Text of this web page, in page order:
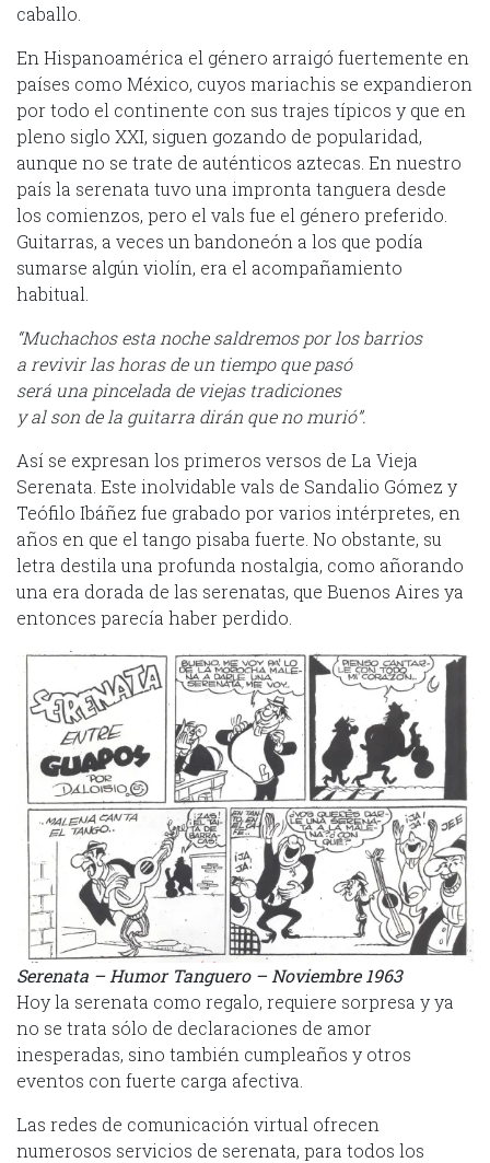
caballo.
En Hispanoamérica el género arraigó fuertemente en
países como México, cuyos mariachis se expandieron
por todo el continente con sus trajes típicos y que en
pleno siglo XXI, siguen gozando de popularidad,
aunque no se trate de auténticos aztecas. En nuestro
país la serenata tuvo una impronta tanguera desde
los comienzos, pero el vals fue el género preferido.
Guitarras, a veces un bandoneón a los que podía
sumarse algún violín, era el acompañamiento
habitual.
“Muchachos esta noche saldremos por los barrios
a revivir las horas de un tiempo que pasó
será una pincelada de viejas tradiciones
y al son de la guitarra dirán que no murió”.
Así se expresan los primeros versos de La Vieja
Serenata. Este inolvidable vals de Sandalio Gómez y
Teófilo Ibáñez fue grabado por varios intérpretes, en
años en que el tango pisaba fuerte. No obstante, su
letra destila una profunda nostalgia, como añorando
una era dorada de las serenatas, que Buenos Aires ya
entonces parecía haber perdido.
Serenata – Humor Tanguero – Noviembre 1963
Hoy la serenata como regalo, requiere sorpresa y ya
no se trata sólo de declaraciones de amor
inesperadas, sino también cumpleaños y otros
eventos con fuerte carga afectiva.
Las redes de comunicación virtual ofrecen
numerosos servicios de serenata, para todos los